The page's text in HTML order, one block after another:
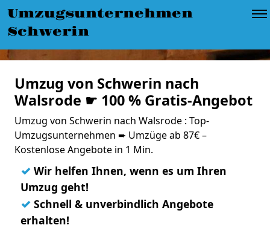
Umzugsunternehmen
Schwerin
Umzug von Schwerin nach
Walsrode ☛ 100 % Gratis-Angebot
Umzug von Schwerin nach Walsrode : Top-
Umzugsunternehmen ➨ Umzüge ab 87€ –
Kostenlose Angebote in 1 Min.
✓ Wir helfen Ihnen, wenn es um Ihren
Umzug geht!
✓ Schnell & unverbindlich Angebote
erhalten!